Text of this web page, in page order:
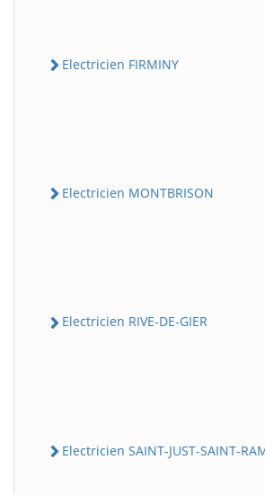
Electricien FIRMINY
Electricien MONTBRISON
Electricien RIVE-DE-GIER
Electricien SAINT-JUST-SAINT-